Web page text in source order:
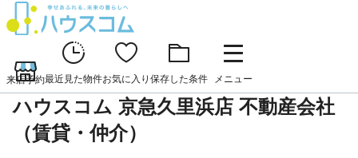
来店予約最近見た物件お気に入り 保存した条件 メニュー
ハウスコム 京急久里浜店 不動産会社
（賃貸・仲介）